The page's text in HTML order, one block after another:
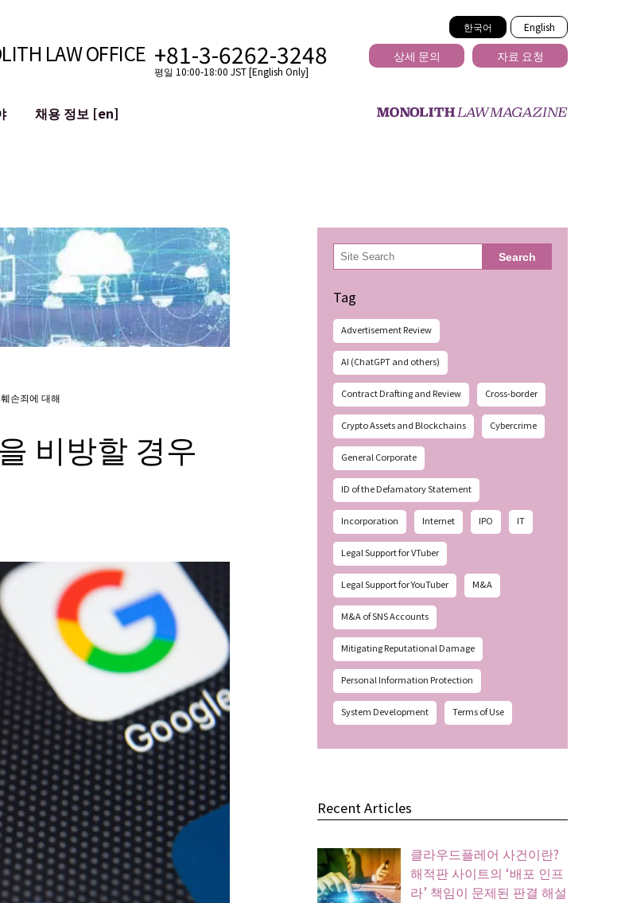
한국어 English
LAW OFFICE +81-3-6262-3248
평일 10:00-18:00 JST [English Only]
상세 문의 자료 요청
평판 손상 완화
명예훼손 발언의 ID
채용 정보 [en]
손죄에 대해
비방할 경우
検
索 Search
Tag
Advertisement Review
AI (ChatGPT and others)
Contract Drafting and Review Cross-border
Crypto Assets and Blockchains Cybercrime
General Corporate
ID of the Defamatory Statement
Incorporation Internet IPO IT
Legal Support for VTuber
Legal Support for YouTuber M&A
M&A of SNS Accounts
Mitigating Reputational Damage
Personal Information Protection
System Development Terms of Use
Recent Articles
클라우드플레어 사건이란?
해적판 사이트의 ‘배포 인프
라’ 책임이 문제된 판결 해설